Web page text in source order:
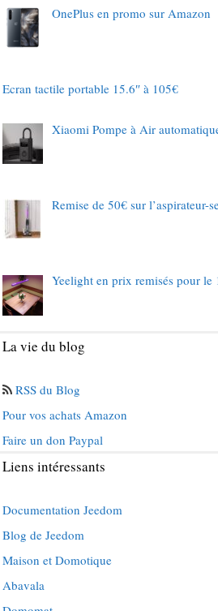
OnePlus en promo sur Amazon
Ecran tactile portable 15.6″ à 105€
Xiaomi Pompe à Air
Remise de 50€ sur l’aspirateur-
Yeelight en prix remisés pour le
La vie du blog
RSS du Blog
Pour vos achats Amazon
Faire un don Paypal
Liens intéressants
Documentation Jeedom
Blog de Jeedom
Maison et Domotique
Abavala